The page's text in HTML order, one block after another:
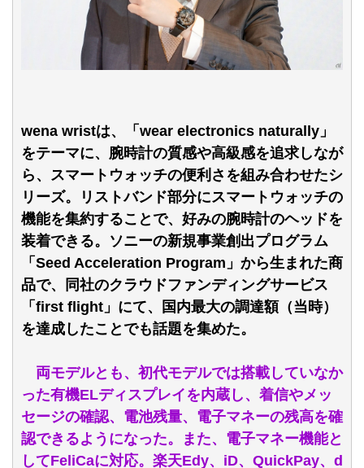
wena wristは、「wear electronics naturally」
をテーマに、腕時計の質感や高級感を追求しなが
ら、スマートウォッチの便利さを組み合わせたシ
リーズ。リストバンド部分にスマートウォッチの
機能を集約することで、好みの腕時計のヘッドを
装着できる。ソニーの新規事業創出プログラム
「Seed Acceleration Program」から生まれた商
品で、同社のクラウドファンディングサービス
「first flight」にて、国内最大の調達額（当時）
を達成したことでも話題を集めた。
両モデルとも、初代モデルでは搭載していなか
った有機ELディスプレイを内蔵し、着信やメッ
セージの確認、電池残量、電子マネーの残高を確
認できるようになった。また、電子マネー機能と
してFeliCaに対応。楽天Edy、iD、QuickPay、d